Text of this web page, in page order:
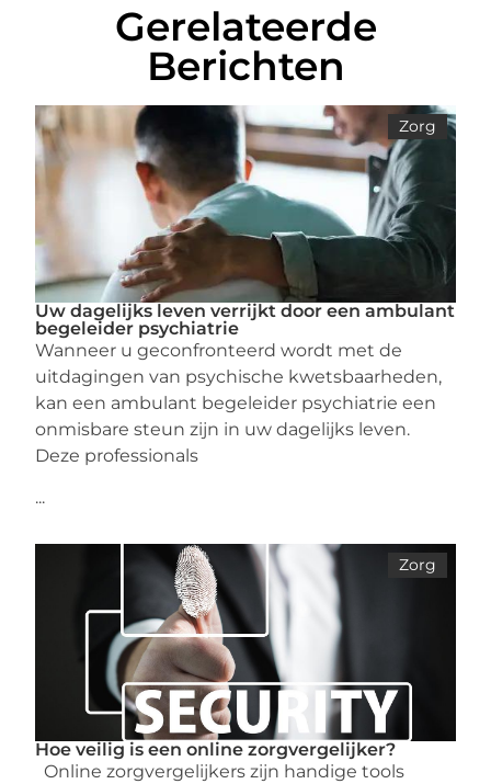
Gerelateerde
Berichten
Zorg
Uw dagelijks leven verrijkt door een ambulant
begeleider psychiatrie
Wanneer u geconfronteerd wordt met de
uitdagingen van psychische kwetsbaarheden,
kan een ambulant begeleider psychiatrie een
onmisbare steun zijn in uw dagelijks leven.
Deze professionals
...
Zorg
Hoe veilig is een online zorgvergelijker?
Online zorgvergelijkers zijn handige tools